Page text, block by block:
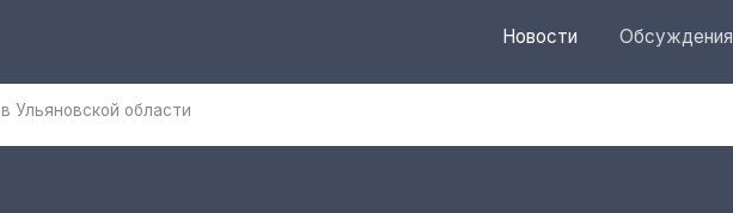
Новости Обсуждения
Ульяновской области